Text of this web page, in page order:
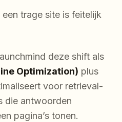
een trage site is feitelijk
deze shift als
Optimization) plus
voor retrieval-
die antwoorden
pagina’s tonen.